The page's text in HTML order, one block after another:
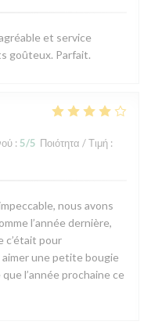
et service
goûteux. Parfait.
: 5/5 Ποιότητα / Τιμή :
nous avons
l’année dernière,
c’était pour
aimer une petite bougie
l’année prochaine ce